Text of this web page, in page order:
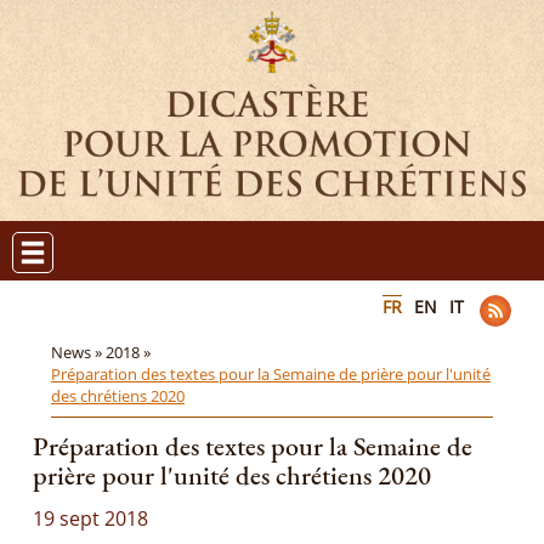
FR EN IT
News »2018 »
Préparation des textes pour la Semaine de prière pour l'unité
des chrétiens 2020
Préparation des textes pour la Semaine de
prière pour l'unité des chrétiens 2020
19 sept 2018